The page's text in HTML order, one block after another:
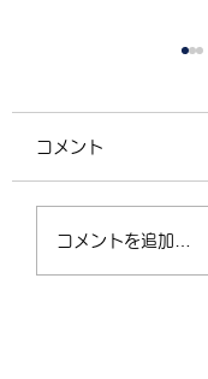
4/2（木）
21:00 フリ
コメント
コメントを追加…